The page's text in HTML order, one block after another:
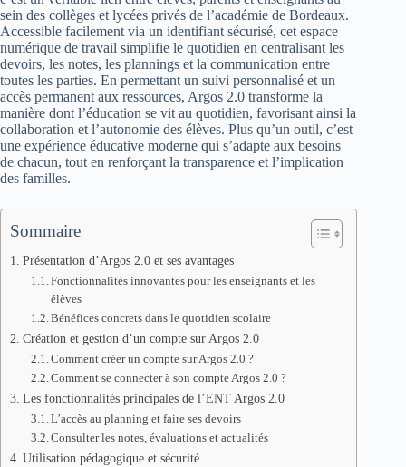
sein des collèges et lycées privés de l’académie de Bordeaux.
Accessible facilement via un identifiant sécurisé, cet espace
numérique de travail simplifie le quotidien en centralisant les
devoirs, les notes, les plannings et la communication entre
toutes les parties. En permettant un suivi personnalisé et un
accès permanent aux ressources, Argos 2.0 transforme la
manière dont l’éducation se vit au quotidien, favorisant ainsi la
collaboration et l’autonomie des élèves. Plus qu’un outil, c’est
une expérience éducative moderne qui s’adapte aux besoins
de chacun, tout en renforçant la transparence et l’implication
des familles.
Sommaire
Présentation d’Argos 2.0 et ses avantages
Fonctionnalités innovantes pour les enseignants et les
élèves
Bénéfices concrets dans le quotidien scolaire
Création et gestion d’un compte sur Argos 2.0
Comment créer un compte sur Argos 2.0 ?
Comment se connecter à son compte Argos 2.0 ?
Les fonctionnalités principales de l’ENT Argos 2.0
L’accès au planning et faire ses devoirs
Consulter les notes, évaluations et actualités
Utilisation pédagogique et sécurité